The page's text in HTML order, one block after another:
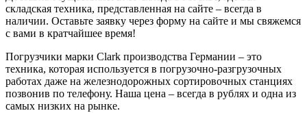
складская техника, представленная на сайте – всегда в
наличии. Оставьте заявку через форму на сайте и мы свяжемся
с вами в кратчайшее время!
Погрузчики марки Clark производства Германии – это
техника, которая используется в погрузочно-разгрузочных
работах даже на железнодорожных сортировочных станциях
позвонив по телефону. Наша цена – всегда в рублях и одна из
самых низких на рынке.